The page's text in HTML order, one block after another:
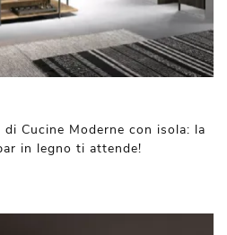
Cucine Moderne con isola: la
in legno ti attende!